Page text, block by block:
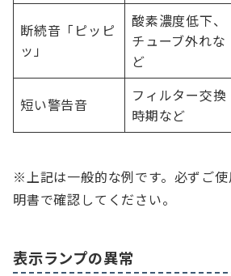
断続音「ピッピ
ッ」
酸素濃度低下、
チューブ外れな
ど
短い警告音
フィルター交換
時期など
※上記は一般的な例です。必ずご
明書で確認してください。
表示ランプの異常